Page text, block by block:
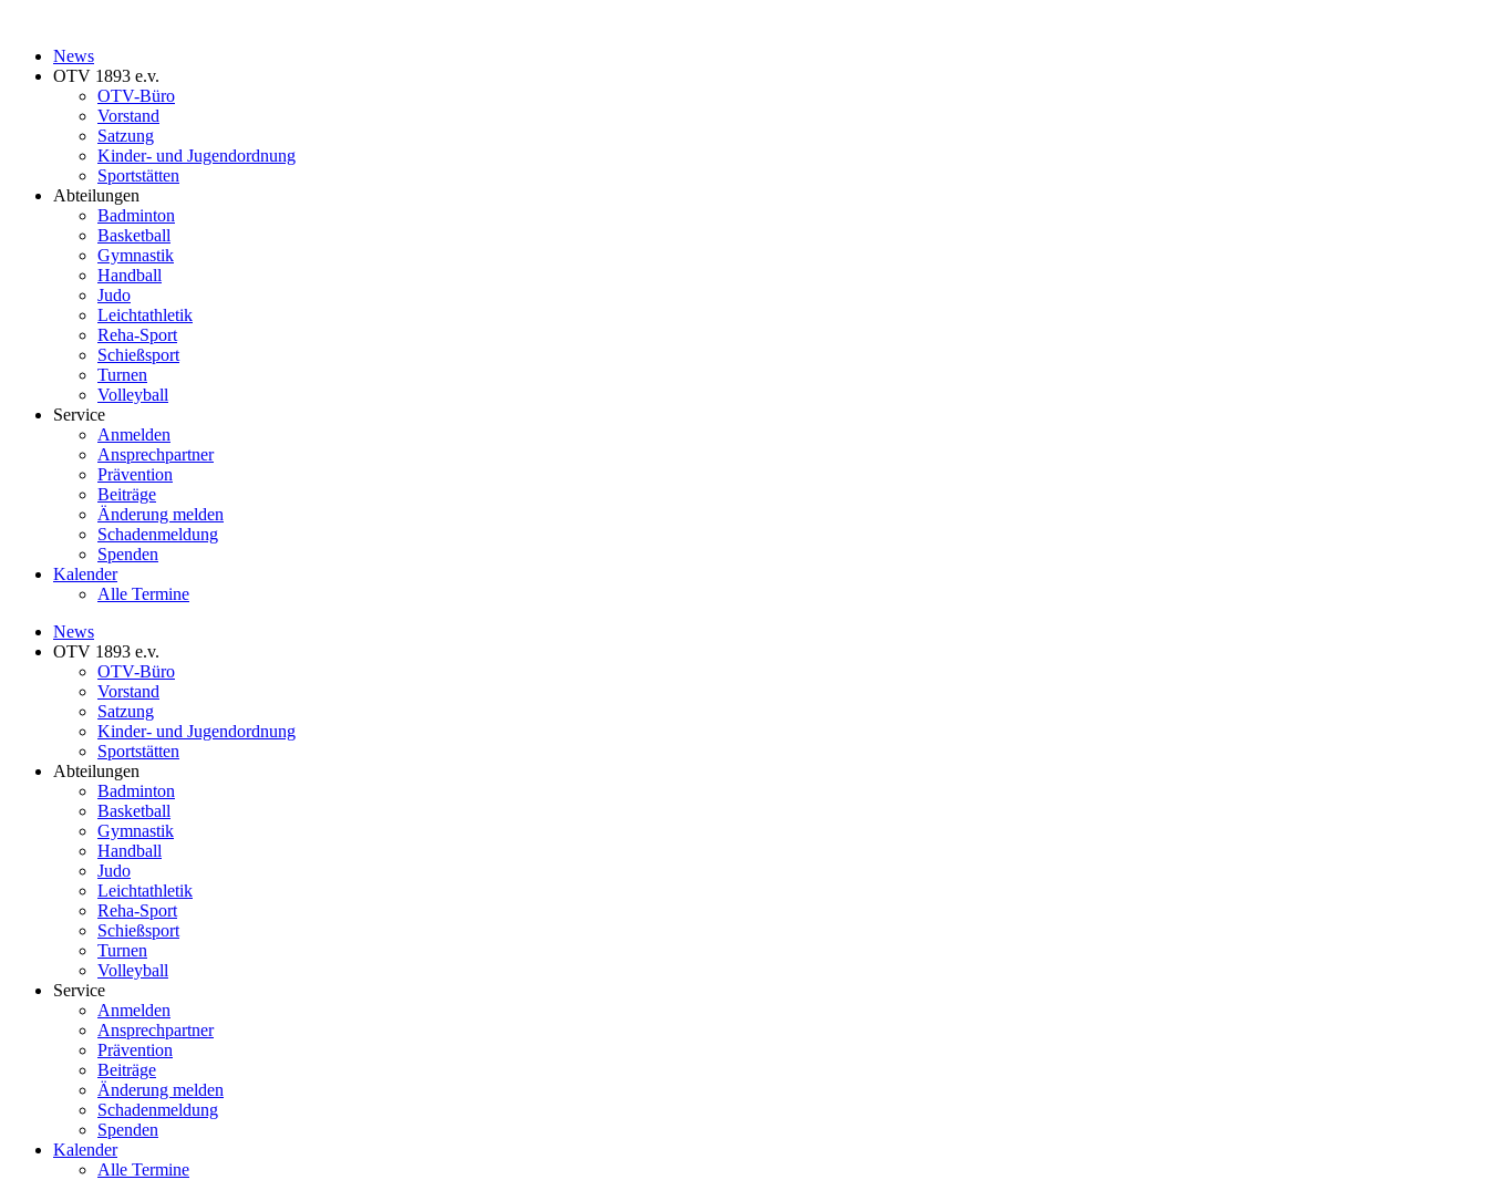
News
OTV 1893 e.v.
OTV-Büro
Vorstand
Satzung
Kinder- und Jugendordnung
Sportstätten
Abteilungen
Badminton
Basketball
Gymnastik
Handball
Judo
Leichtathletik
Reha-Sport
Schießsport
Turnen
Volleyball
Service
Anmelden
Ansprechpartner
Prävention
Beiträge
Änderung melden
Schadenmeldung
Spenden
Kalender
Alle Termine
News
OTV 1893 e.v.
OTV-Büro
Vorstand
Satzung
Kinder- und Jugendordnung
Sportstätten
Abteilungen
Badminton
Basketball
Gymnastik
Handball
Judo
Leichtathletik
Reha-Sport
Schießsport
Turnen
Volleyball
Service
Anmelden
Ansprechpartner
Prävention
Beiträge
Änderung melden
Schadenmeldung
Spenden
Kalender
Alle Termine